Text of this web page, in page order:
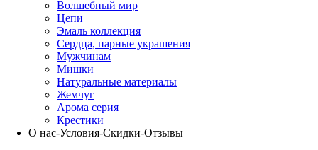
Волшебный мир
Цепи
Эмаль коллекция
Сердца, парные украшения
Мужчинам
Мишки
Натуральные материалы
Жемчуг
Арома серия
Крестики
О нас-Условия-Скидки-Отзывы